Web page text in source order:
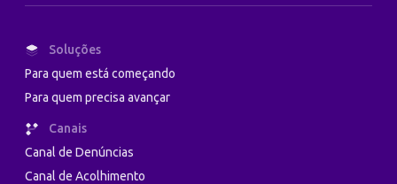
Soluções
Para quem está começando
Para quem precisa avançar
Canais
Canal de Denúncias
Canal de Acolhimento